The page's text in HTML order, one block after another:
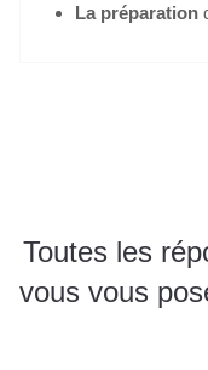
La préparation
Toutes les
vous vous